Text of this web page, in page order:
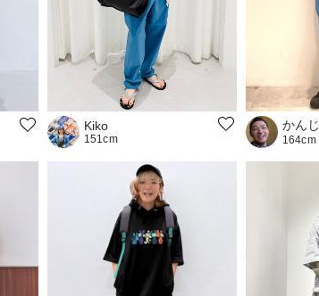
Kiko
151cm
かんじ
164cm